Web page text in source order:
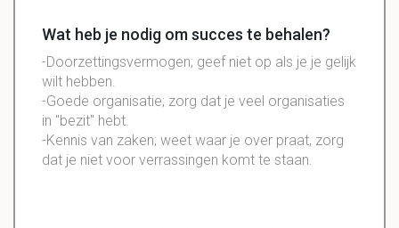
Wat heb je nodig om succes te behalen?
-Doorzettingsvermogen; geef niet op als je je gelijk
wilt hebben.
-Goede organisatie; zorg dat je veel organisaties
in ''bezit'' hebt.
-Kennis van zaken; weet waar je over praat, zorg
dat je niet voor verrassingen komt te staan.